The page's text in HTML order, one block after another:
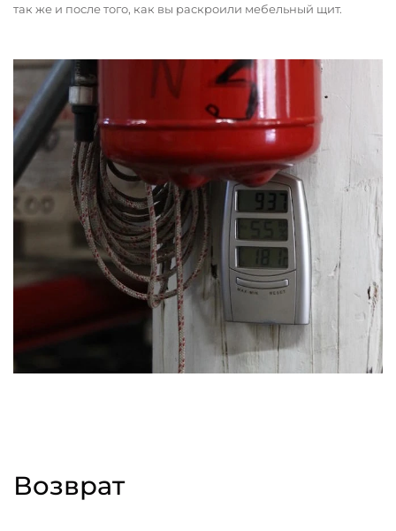
так же и после того, как вы раскроили мебельный щит.
Возврат